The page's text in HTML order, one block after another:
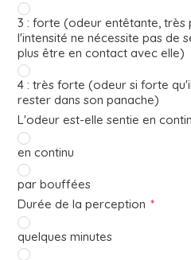
3 : forte (odeur entêtante, très
l'intensité ne nécessite pas de
plus être en contact avec elle)
4 : très forte (odeur si forte
rester dans son panache)
L'odeur est-elle sentie en
en continu
par bouffées
Durée de la perception *
quelques minutes